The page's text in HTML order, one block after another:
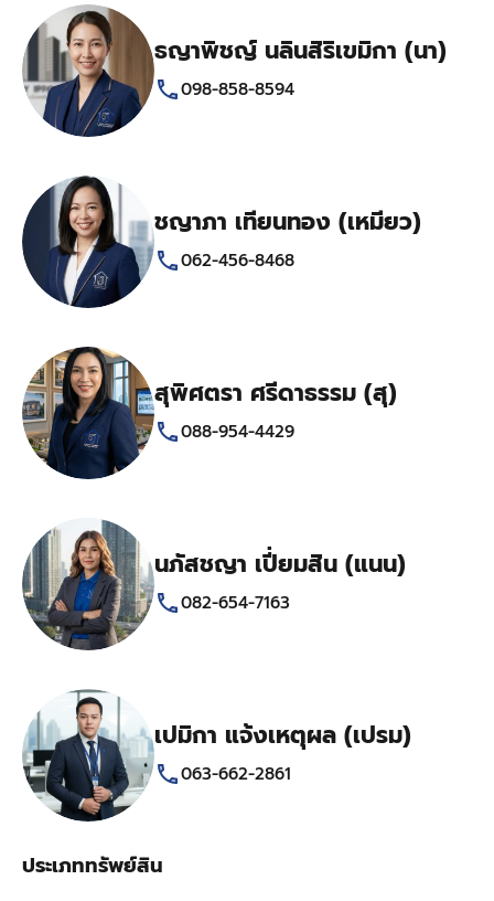
ธญาพิชญ์ นลินสิริเขมิกา (นา)
098-858-8594
ชญาภา เทียนทอง (เหมียว)
062-456-8468
สุพิศตรา ศรีดาธรรม (สุ)
088-954-4429
นภัสชญา เปี่ยมสิน (แนน)
082-654-7163
เปมิกา แจ้งเหตุผล (เปรม)
063-662-2861
ประเภททรัพย์สิน